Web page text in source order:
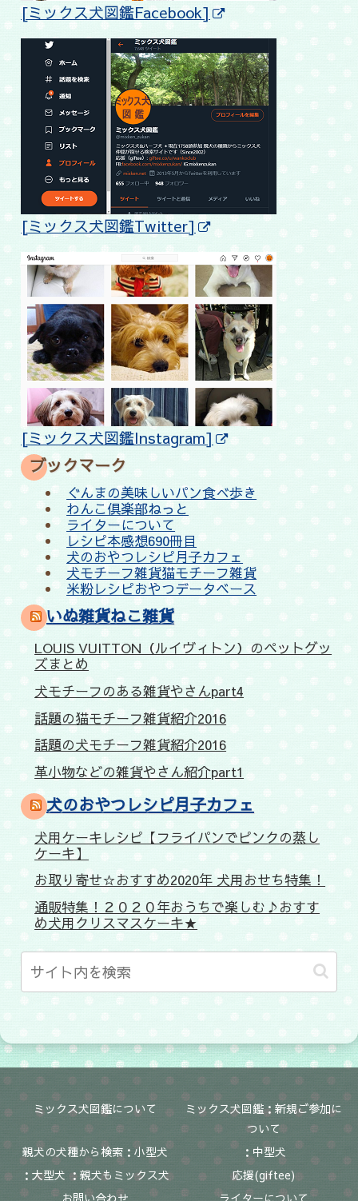
[ミックス犬図鑑Facebook]
[ミックス犬図鑑Twitter]
[ミックス犬図鑑Instagram]
ブックマーク
ぐんまの美味しいパン食べ歩き
わんこ倶楽部ねっと
ライターについて
レシピ本感想690冊目
犬のおやつレシピ月子カフェ
犬モチーフ雑貨猫モチーフ雑貨
米粉レシピおやつデータベース
いぬ雑貨ねこ雑貨
LOUIS VUITTON（ルイヴィトン）のペットグッ
ズまとめ
犬モチーフのある雑貨やさんpart4
話題の猫モチーフ雑貨紹介2016
話題の犬モチーフ雑貨紹介2016
革小物などの雑貨やさん紹介part1
犬のおやつレシピ月子カフェ
犬用ケーキレシピ【フライパンでピンクの蒸し
ケーキ】
お取り寄せ☆おすすめ2020年 犬用おせち特集！
通販特集！２０２０年おうちで楽しむ♪おすす
め犬用クリスマスケーキ★
ミックス犬図鑑について
ミックス犬図鑑：新規ご参加に
ついて
親犬の犬種から検索：小型犬
：中型犬
：大型犬 ：親犬もミックス犬
応援(giftee)
お問い合わせ
ライターについて